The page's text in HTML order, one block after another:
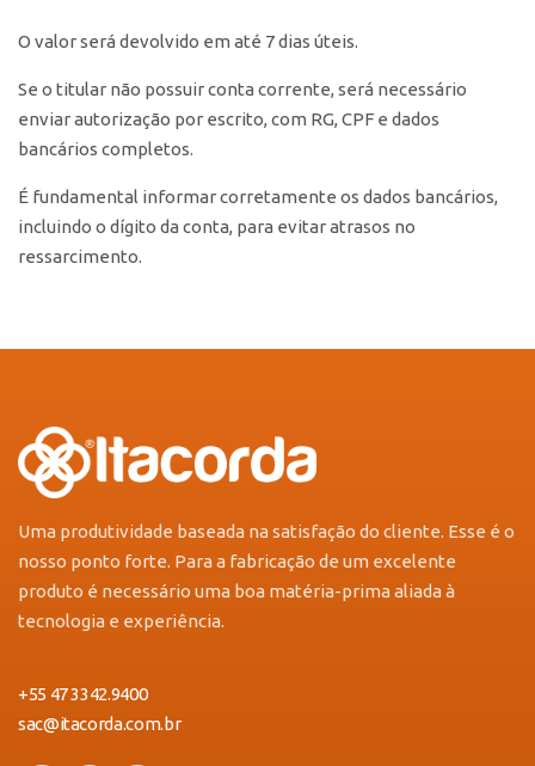
O valor será devolvido em até 7 dias úteis.
Se o titular não possuir conta corrente, será necessário
enviar autorização por escrito, com RG, CPF e dados
bancários completos.
É fundamental informar corretamente os dados bancários,
incluindo o dígito da conta, para evitar atrasos no
ressarcimento.
Uma produtividade baseada na satisfação do cliente. Esse é o
nosso ponto forte. Para a fabricação de um excelente
produto é necessário uma boa matéria-prima aliada à
tecnologia e experiência.
+55 47 3342.9400
sac@itacorda.com.br